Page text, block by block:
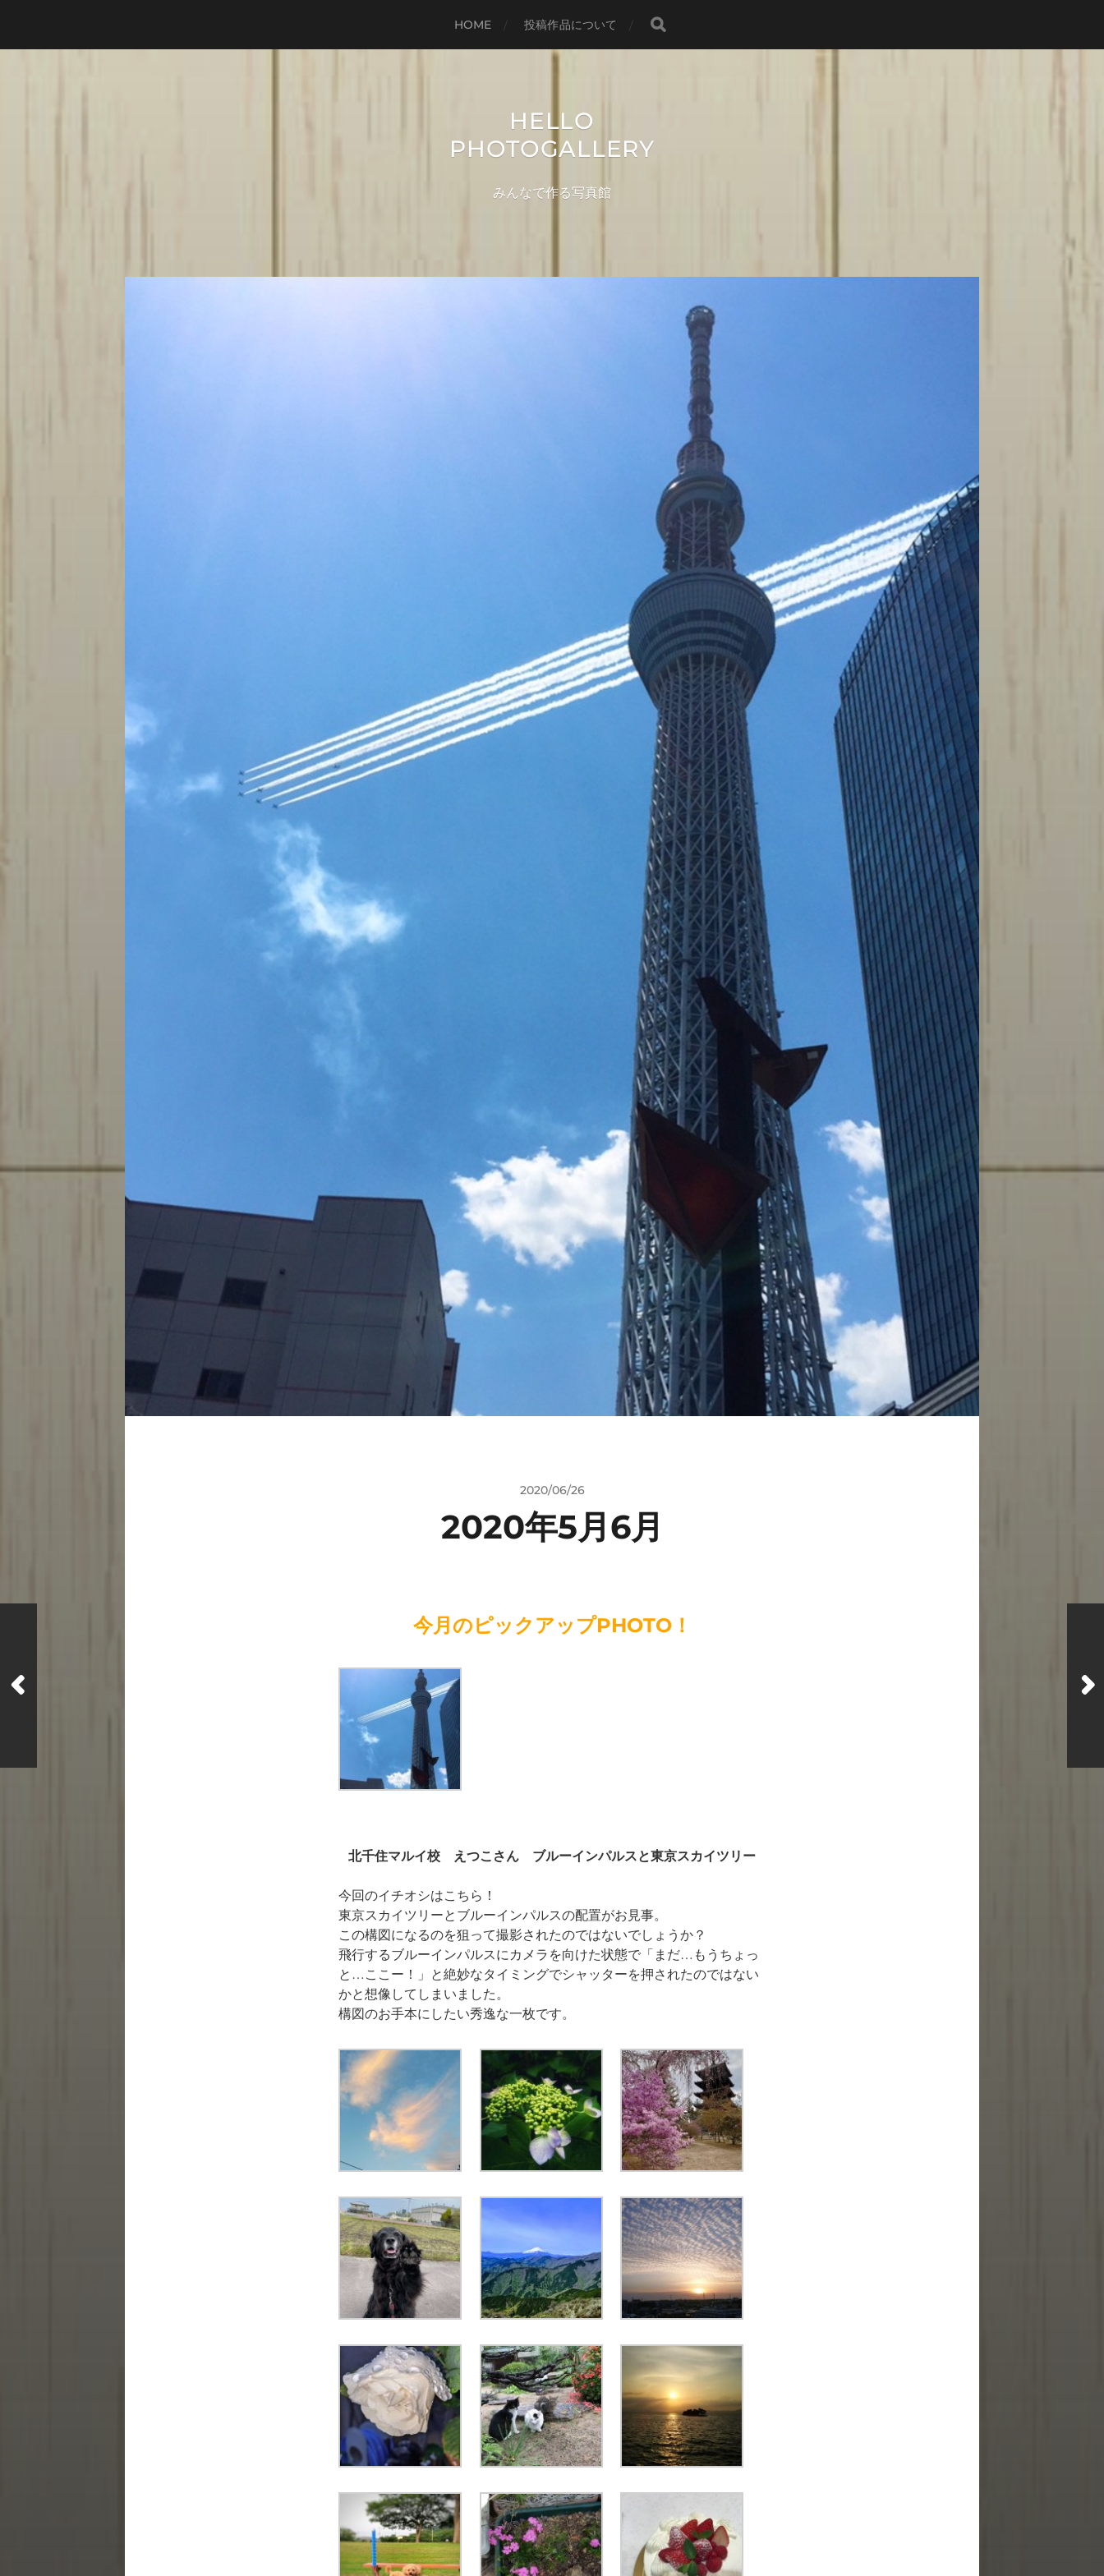
HOME 投稿作品について
HELLO
PHOTOGALLERY
みんなで作る写真館
2020/06/26
2020年5月6月
今月のピックアップPHOTO！
北千住マルイ校 えつこさん ブルーインパルスと東京スカイツリー
今回のイチオシはこちら！
東京スカイツリーとブルーインパルスの配置がお見事。
この構図になるのを狙って撮影されたのではないでしょうか？
飛行するブルーインパルスにカメラを向けた状態で「まだ…もうちょっ
と…ここー！」と絶妙なタイミングでシャッターを押されたのではない
かと想像してしまいました。
構図のお手本にしたい秀逸な一枚です。